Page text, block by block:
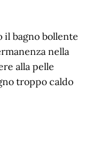
il bagno bollente
nella
alla pelle
troppo caldo